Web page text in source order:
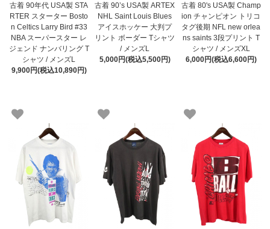
古着 90年代 USA製 STA
RTER スターター Bosto
n Celtics Larry Bird #33
NBA スーパースター レ
ジェンド ナンバリング T
シャツ / メンズL
9,900円(税込10,890円)
古着 90’s USA製 ARTEX
NHL Saint Louis Blues
アイスホッケー 大判プ
リント ボーダー Tシャツ
/ メンズL
5,000円(税込5,500円)
古着 80's USA製 Champ
ion チャンピオン トリコ
タグ後期 NFL new orlea
ns saints 3段プリント T
シャツ / メンズXL
6,000円(税込6,600円)